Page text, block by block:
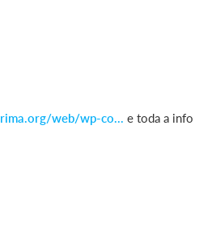
web/wp-co... e toda a info